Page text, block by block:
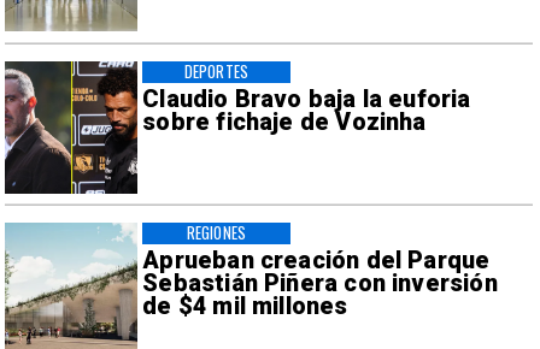
Claudio Bravo baja la euforia
sobre fichaje de Vozinha
DEPORTES
Aprueban creación del Parque
Sebastián Piñera con inversión
de $4 mil millones
REGIONES